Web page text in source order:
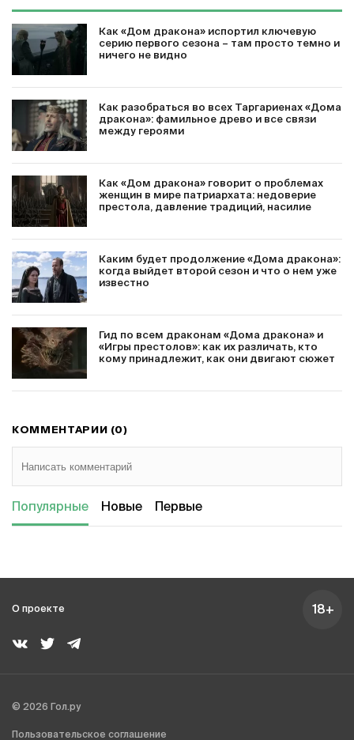
Как «Дом дракона» испортил ключевую
серию первого сезона – там просто темно и
ничего не видно
Как разобраться во всех Таргариенах «Дома
дракона»: фамильное древо и все связи
между героями
Как «Дом дракона» говорит о проблемах
женщин в мире патриархата: недоверие
престола, давление традиций, насилие
Каким будет продолжение «Дома дракона»:
когда выйдет второй сезон и что о нем уже
известно
Гид по всем драконам «Дома дракона» и
«Игры престолов»: как их различать, кто
кому принадлежит, как они двигают сюжет
КОММЕНТАРИИ (0)
Популярные Новые Первые
О проекте 18+
© 2026 Гол.ру
Пользовательское соглашение